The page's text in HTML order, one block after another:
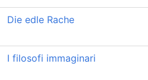
Die edle Rache
I filosofi immaginari